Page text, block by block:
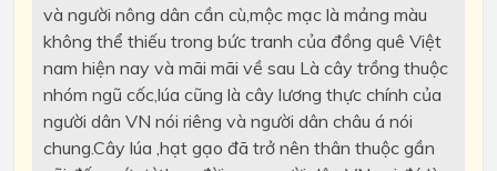
và người nông dân cần cù,mộc mạc là mảng màu
không thể thiếu trong bức tranh của đồng quê Việt
nam hiện nay và mãi mãi về sau Là cây trồng thuộc
nhóm ngũ cốc,lúa cũng là cây lương thực chính của
người dân VN nói riêng và người dân châu á nói
chung.Cây lúa ,hạt gạo đã trở nên thân thuộc gần